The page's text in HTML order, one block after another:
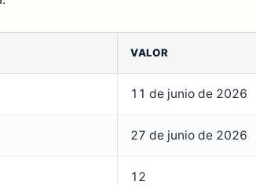
VALOR
11 de junio de 2026
27 de junio de 2026
12